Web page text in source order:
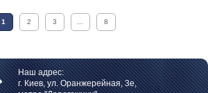
1 2 3 8
Наш адрес:
г. Киев, ул. Оранжерейная, 3е,